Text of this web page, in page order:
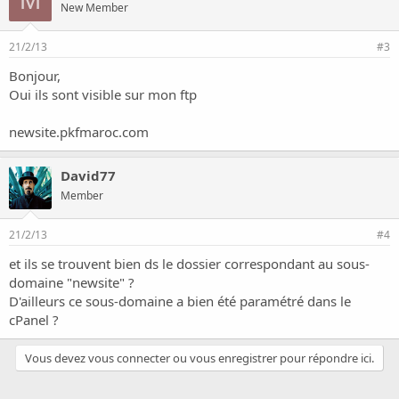
New Member
21/2/13 #3
Bonjour,
Oui ils sont visible sur mon ftp
newsite.pkfmaroc.com
David77
Member
21/2/13 #4
et ils se trouvent bien ds le dossier correspondant au sous-
domaine "newsite" ?
D'ailleurs ce sous-domaine a bien été paramétré dans le
cPanel ?
Vous devez vous connecter ou vous enregistrer pour répondre ici.